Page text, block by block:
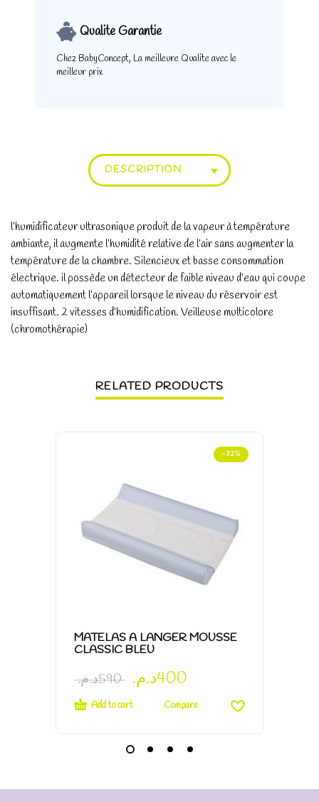
Qualite Garantie
Chez BabyConcept, La meilleure Qualiteavec le
meilleur prix
DESCRIPTION
l’humidificateur ultrasonique produit de la vapeur à température
ambiante, il augmente l’humidité relative de l’air sans augmenter la
température de la chambre. Silencieux et basse consommation
électrique. il possède un détecteur de faible niveau d’eau qui coupe
automatiquement l’appareil lorsque le niveau du réservoir est
insuffisant. 2 vitesses d’humidification. Veilleuse multicolore
(chromothérapie)
RELATED PRODUCTS
-32%
MATELAS A LANGER MOUSSE
CLASSIC BLEU
590د.م. 400د.م.
Add to cart Compare